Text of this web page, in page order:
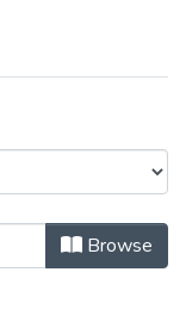
Browse